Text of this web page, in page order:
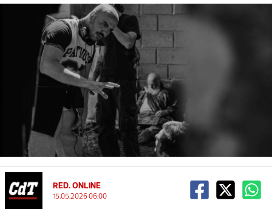
RED. ONLINE
15.05.2026 06:00